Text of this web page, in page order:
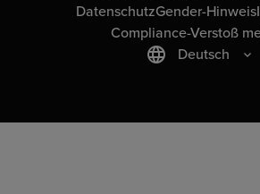
DatenschutzGender-Hinweis
Compliance-Verstoß
Deutsch